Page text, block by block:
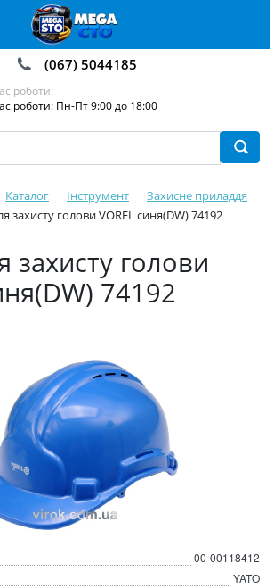
(067) 5044185
роботи:
роботи: Пн-Пт 9:00 до 18:00
Каталог Інструмент
Захисне приладдя
захисту голови VOREL синя(DW) 74192
захисту голови
74192
00-00118412
YATO